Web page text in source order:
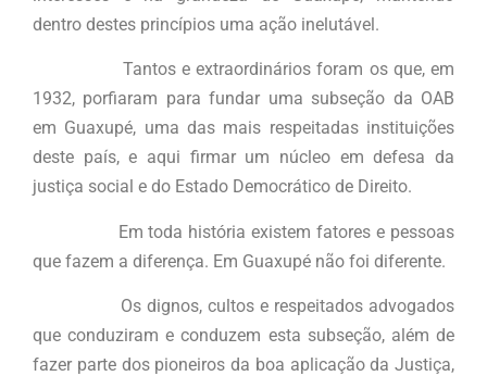
dentro destes princípios uma ação inelutável.
Tantos e extraordinários foram os que, em
1932, porfiaram para fundar uma subseção da OAB
em Guaxupé, uma das mais respeitadas instituições
deste país, e aqui firmar um núcleo em defesa da
justiça social e do Estado Democrático de Direito.
Em toda história existem fatores e pessoas
que fazem a diferença. Em Guaxupé não foi diferente.
Os dignos, cultos e respeitados advogados
que conduziram e conduzem esta subseção, além de
fazer parte dos pioneiros da boa aplicação da Justiça,